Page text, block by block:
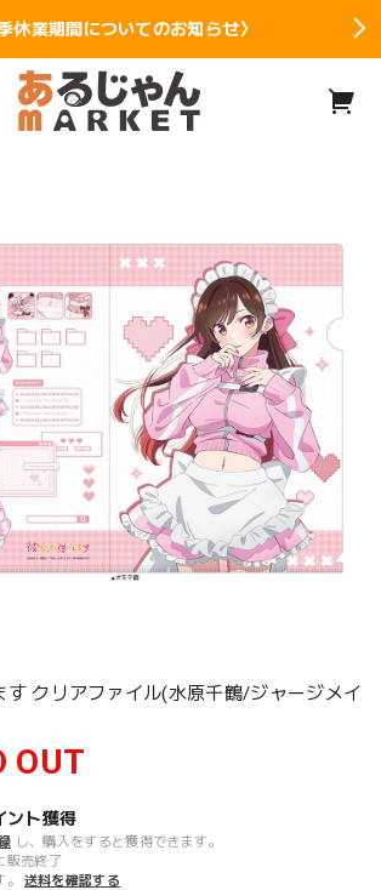
休業期間についてのお知らせ〉
す クリアファイル(水原千鶴/ジャージメイ
OUT
ント獲得
し、購入をすると獲得できます。
販売終了
送料を確認する